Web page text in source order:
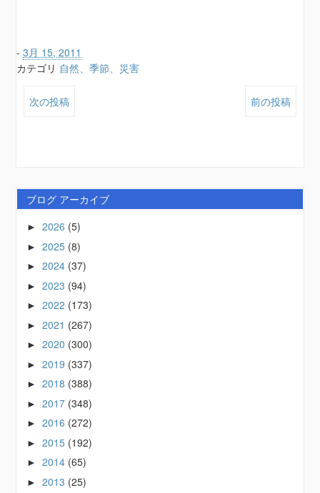
-3月 15, 2011
カテゴリ 自然、季節、災害
次の投稿 前の投稿
ブログ アーカイブ
►2026 (5)
►2025 (8)
►2024 (37)
►2023 (94)
►2022 (173)
►2021 (267)
►2020 (300)
►2019 (337)
►2018 (388)
►2017 (348)
►2016 (272)
►2015 (192)
►2014 (65)
►2013 (25)